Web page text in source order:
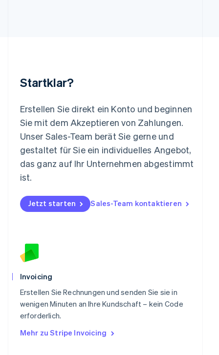
Startklar?
Erstellen Sie direkt ein Konto und beginnen
Sie mit dem Akzeptieren von Zahlungen.
Unser Sales-Team berät Sie gerne und
gestaltet für Sie ein individuelles Angebot,
das ganz auf Ihr Unternehmen abgestimmt
ist.
Jetzt starten Sales-Team kontaktieren
Invoicing
Erstellen Sie Rechnungen und senden Sie sie in
wenigen Minuten an Ihre Kundschaft – kein Code
erforderlich.
Mehr zu Stripe Invoicing
English
Español English
Neuseeland
English
Niederlande
Norwegen
English
Polen
English
Portugal
English
Schweden
Svenska
Schweiz
Deutsch
Singapur
English简体中文
Slowakei
English
Slowenien